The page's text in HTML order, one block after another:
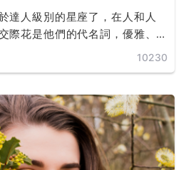
達人級別的星座了，在人和人
際花是他們的代名詞，優雅、
貴。
10230